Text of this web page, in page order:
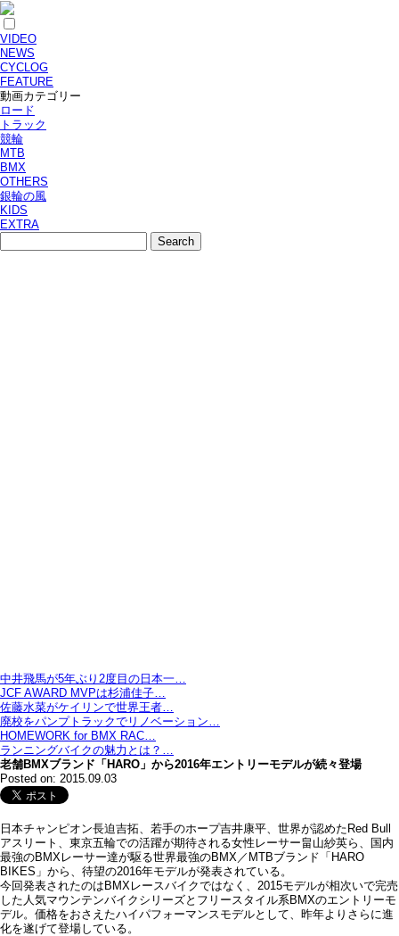
VIDEO
NEWS
CYCLOG
FEATURE
動画カテゴリー
ロード
トラック
競輪
MTB
BMX
OTHERS
銀輪の風
KIDS
EXTRA
中井飛馬が5年ぶり2度目の日本一…
JCF AWARD MVPは杉浦佳子…
佐藤水菜がケイリンで世界王者…
廃校をパンプトラックでリノベーション…
HOMEWORK for BMX RAC…
ランニングバイクの魅力とは？…
老舗BMXブランド「HARO」から2016年エントリーモデルが続々登場
Posted on: 2015.09.03
日本チャンピオン長迫吉拓、若手のホープ吉井康平、世界が認めたRed Bull
アスリート、東京五輪での活躍が期待される女性レーサー畠山紗英ら、国内
最強のBMXレーサー達が駆る世界最強のBMX／MTBブランド「HARO
BIKES」から、待望の2016年モデルが発表されている。
今回発表されたのはBMXレースバイクではなく、2015モデルが相次いで完売
した人気マウンテンバイクシリーズとフリースタイル系BMXのエントリーモ
デル。価格をおさえたハイパフォーマンスモデルとして、昨年よりさらに進
化を遂げて登場している。